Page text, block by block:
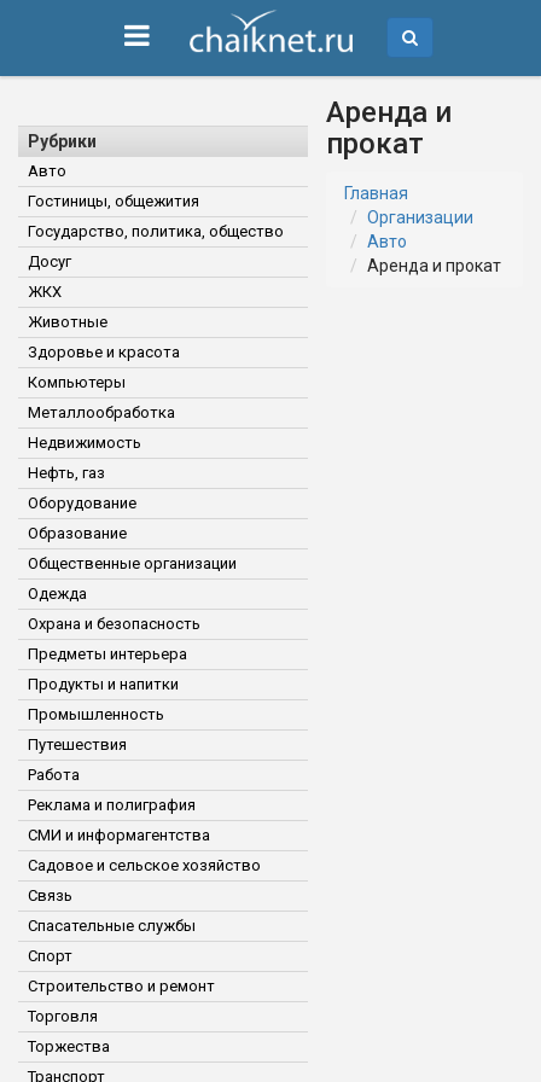
Рубрики
Авто
Гостиницы, общежития
Государство, политика, общество
Досуг
ЖКХ
Животные
Здоровье и красота
Компьютеры
Металлообработка
Недвижимость
Нефть, газ
Оборудование
Образование
Общественные организации
Одежда
Охрана и безопасность
Предметы интерьера
Продукты и напитки
Промышленность
Путешествия
Работа
Реклама и полиграфия
СМИ и информагентства
Садовое и сельское хозяйство
Связь
Спасательные службы
Спорт
Строительство и ремонт
Торговля
Торжества
Транспорт
Аренда и
прокат
Главная
Организации
Авто
Аренда и прокат